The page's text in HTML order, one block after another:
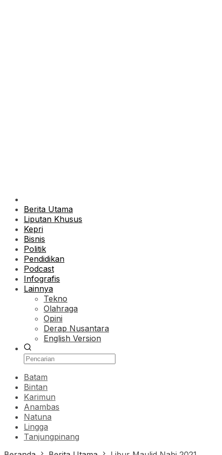
Berita Utama
Liputan Khusus
Kepri
Bisnis
Politik
Pendidikan
Podcast
Infografis
Lainnya
Tekno
Olahraga
Opini
Derap Nusantara
English Version
Batam
Bintan
Karimun
Anambas
Natuna
Lingga
Tanjungpinang